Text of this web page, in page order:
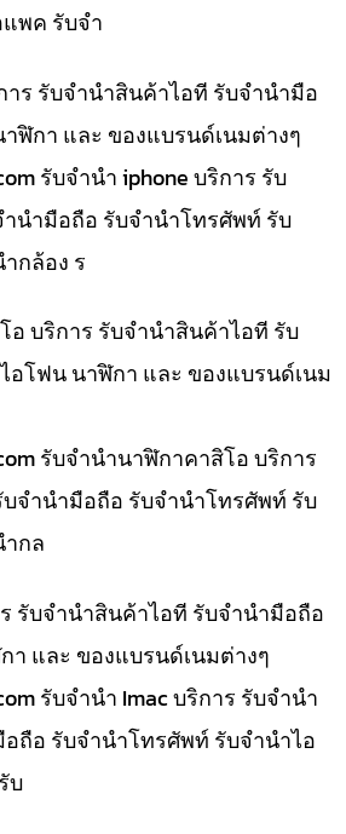
พค รับจำ
าร รับจำนำสินค้าไอที รับจำนำมือ
ฬิกา และ ของแบรนด์เนมต่างๆ
รับจำนำ iphone บริการ รับ
นำมือถือ รับจำนำโทรศัพท์ รับ
กล้อง ร
บริการ รับจำนำสินค้าไอที รับ
อโฟน นาฬิกา และ ของแบรนด์เนม
รับจำนำนาฬิกาคาสิโอ บริการ
จำนำมือถือ รับจำนำโทรศัพท์ รับ
กล
รับจำนำสินค้าไอที รับจำนำมือถือ
และ ของแบรนด์เนมต่างๆ
รับจำนำ Imac บริการ รับจำนำ
ถือ รับจำนำโทรศัพท์ รับจำนำไอ
บ